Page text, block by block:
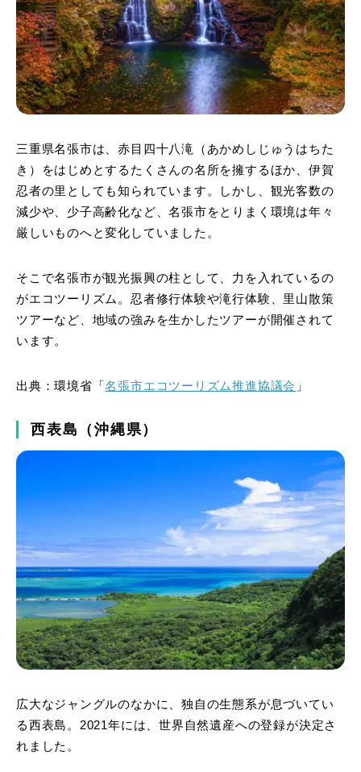
三重県名張市は、赤目四十八滝（あかめしじゅうはちた
き）をはじめとするたくさんの名所を擁するほか、伊賀
忍者の里としても知られています。しかし、観光客数の
減少や、少子高齢化など、名張市をとりまく環境は年々
厳しいものへと変化していました。
そこで名張市が観光振興の柱として、力を入れているの
がエコツーリズム。忍者修行体験や滝行体験、里山散策
ツアーなど、地域の強みを生かしたツアーが開催されて
います。
出典：環境省「名張市エコツーリズム推進協議会 」
西表島（沖縄県）
広大なジャングルのなかに、独自の生態系が息づいてい
る西表島。2021年には、世界自然遺産への登録が決定さ
れました。